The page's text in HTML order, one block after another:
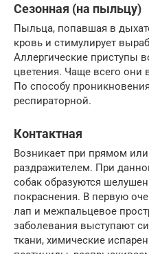
Сезонная (на пыльцу)
Пыльца, попавшая в
кровь и стимулирует
Аллергические приступы
цветения. Чаще всего они
По способу
респираторной.
Контактная
Возникает при прямом
раздражителем. При
собак образуются
покраснения. В первую
лап и межпальцевое
заболевания выступают
ткани, химические